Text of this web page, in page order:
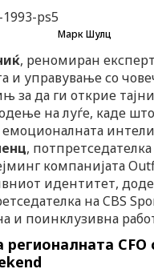
Марк Шулц
, реномиран
и управување со
за да ги открие
на луѓе, каде
,
компанијата
идентитет,
на CBS
и поинклузивна
CFO